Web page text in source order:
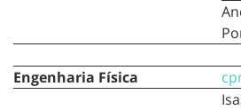
Engenharia Física